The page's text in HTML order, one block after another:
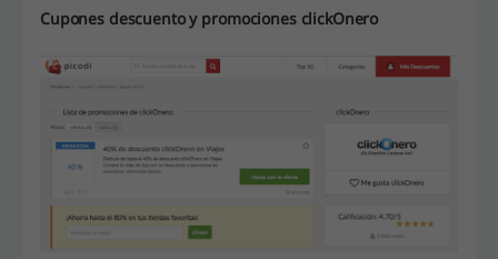
Cupones descuento y promociones clickOnero